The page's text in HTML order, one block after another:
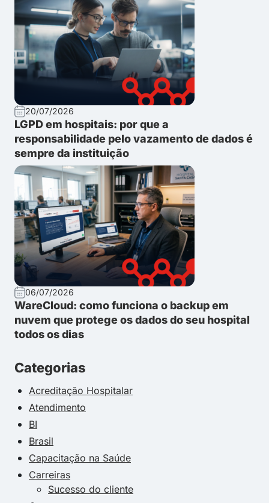
20/07/2026
LGPD em hospitais: por que a
responsabilidade pelo vazamento de dados é
sempre da instituição
06/07/2026
WareCloud: como funciona o backup em
nuvem que protege os dados do seu hospital
todos os dias
Categorias
Acreditação Hospitalar
Atendimento
BI
Brasil
Capacitação na Saúde
Carreiras
Sucesso do cliente